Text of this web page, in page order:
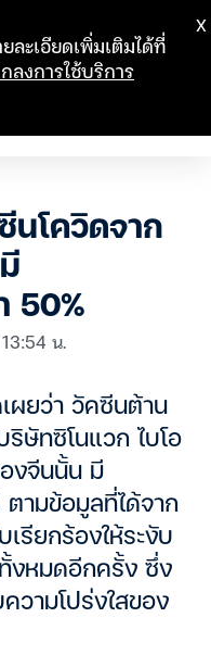
นโควิดจาก
50%
น.
ผยว่า วัคซีนต้าน
ษัทซิโนแวก ไบโอ
งจีนนั้น มี
ามข้อมูลที่ได้จาก
รียกร้องให้ระงับ
งหมดอีกครั้ง ซึ่ง
วามโปร่งใสของ
ละเอียดเพิ่มเติมได้ที่
ลงการใช้บริการ
X